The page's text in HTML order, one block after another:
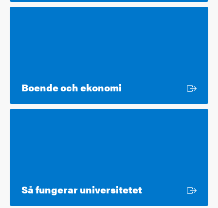
Boende och ekonomi
Så fungerar universitetetExtern länk